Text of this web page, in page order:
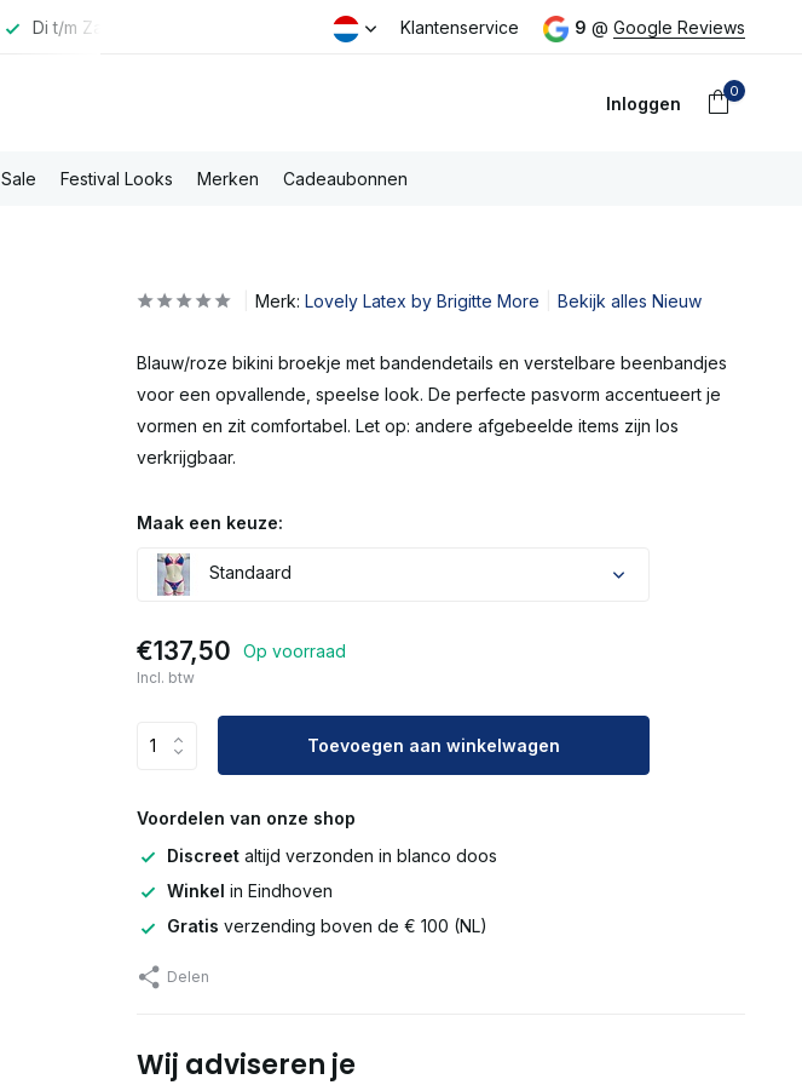
Di t/m Za voor 16:00u besteld dezelfde dag verzonden Gratis PostNL verzending boven
Klantenservice 9 @ Google Reviews
Inloggen
aanmaken
0
Sale Festival Looks Merken Cadeaubonnen
Merk: Lovely Latex by Brigitte More Bekijk alles Nieuw
Blauw/roze bikini broekje met bandendetails en verstelbare beenbandjes
voor een opvallende, speelse look. De perfecte pasvorm accentueert je
vormen en zit comfortabel. Let op: andere afgebeelde items zijn los
verkrijgbaar.
Maak een keuze:
Standaard
€137,50 Op voorraad
Incl. btw
Toevoegen aan winkelwagen
Voordelen van onze shop
Discreetaltijd verzonden in blanco doos
Winkel in Eindhoven
Gratis verzending boven de € 100 (NL)
Delen
Wij adviseren je